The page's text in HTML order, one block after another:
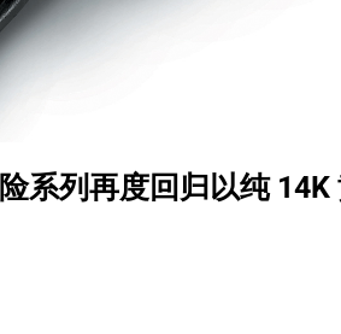
系列再度回归以纯